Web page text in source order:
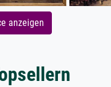
anzeigen